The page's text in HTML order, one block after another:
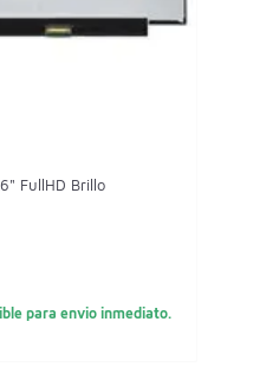
FullHD Brillo
para envio inmediato.